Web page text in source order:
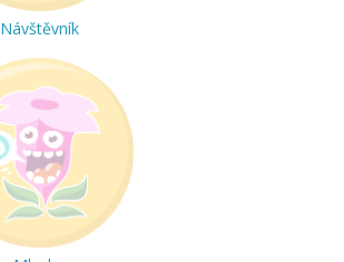
Návštěvník